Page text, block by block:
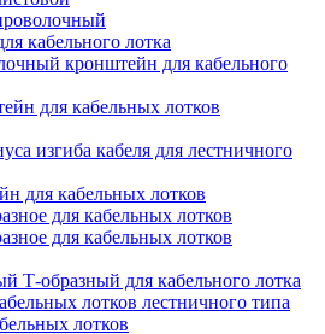
кабельного лотка
кронштейн для кабельного
для кабельных лотков
изгиба кабеля для лестничного
для кабельных лотков
для кабельных лотков
для кабельных лотков
Т-образный для кабельного лотка
лотков лестничного типа
лотков